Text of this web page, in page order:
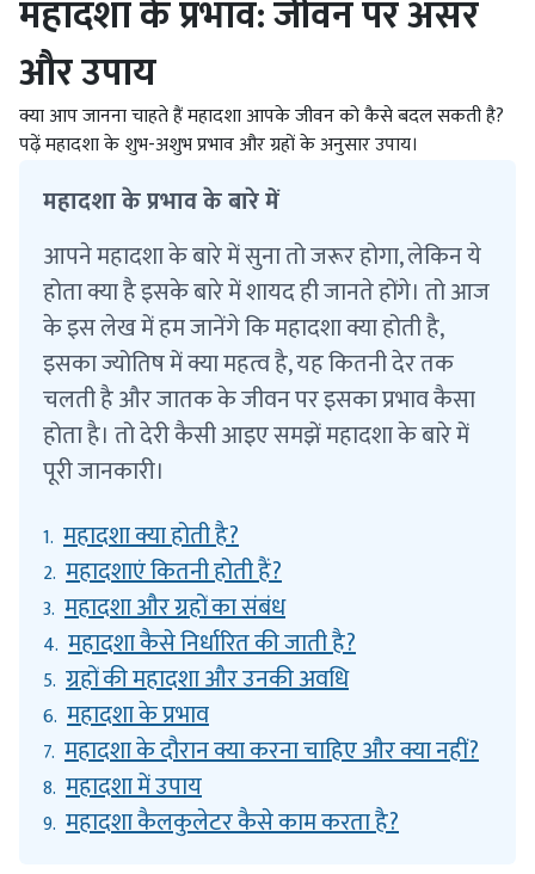
महादशा के प्रभाव: जीवन पर असर
और उपाय
क्या आप जानना चाहते हैं महादशा आपके जीवन को कैसे बदल सकती है?
पढ़ें महादशा के शुभ-अशुभ प्रभाव और ग्रहों के अनुसार उपाय।
महादशा के प्रभाव के बारे में
आपने महादशा के बारे में सुना तो जरूर होगा, लेकिन ये
होता क्या है इसके बारे में शायद ही जानते होंगे। तो आज
के इस लेख में हम जानेंगे कि महादशा क्या होती है,
इसका ज्योतिष में क्या महत्व है, यह कितनी देर तक
चलती है और जातक के जीवन पर इसका प्रभाव कैसा
होता है। तो देरी कैसी आइए समझें महादशा के बारे में
पूरी जानकारी।
1. महादशा क्या होती है?
2. महादशाएं कितनी होती हैं?
3. महादशा और ग्रहों का संबंध
4. महादशा कैसे निर्धारित की जाती है?
5. ग्रहों की महादशा और उनकी अवधि
6. महादशा के प्रभाव
7. महादशा के दौरान क्या करना चाहिए और क्या नहीं?
8. महादशा में उपाय
9. महादशा कैलकुलेटर कैसे काम करता है?